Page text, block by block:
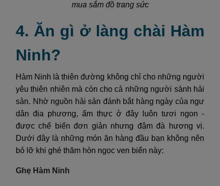
mua sắm đồ trang sức
4. Ăn gì ở làng chài Hàm
Ninh?
Hàm Ninh là thiên đường không chỉ cho những người
yêu thiên nhiên mà còn cho cả những người sành hải
sản. Nhờ nguồn hải sản đánh bắt hàng ngày của ngư
dân địa phương, ẩm thực ở đây luôn tươi ngon -
được chế biến đơn giản nhưng đậm đà hương vị.
Dưới đây là những món ăn hàng đầu bạn không nên
bỏ lỡ khi ghé thăm hòn ngọc ven biển này:
Ghẹ Hàm Ninh